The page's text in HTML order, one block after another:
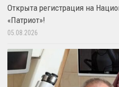
Открыта регистрация на
«Патриот»!
05.08.2026